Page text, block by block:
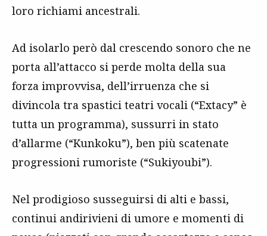
loro richiami ancestrali.
Ad isolarlo però dal crescendo sonoro che ne
porta all’attacco si perde molta della sua
forza improvvisa, dell’irruenza che si
divincola tra spastici teatri vocali (“Extacy” è
tutta un programma), sussurri in stato
d’allarme (“Kunkoku”), ben più scatenate
progressioni rumoriste (“Sukiyoubi”).
Nel prodigioso susseguirsi di alti e bassi,
continui andirivieni di umore e momenti di